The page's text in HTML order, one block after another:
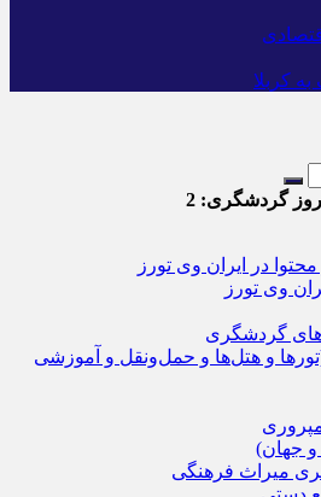
کربلا
گردشگری:
در ایران وی تورز
وی تورز
گردشگری
و هتل‌ها و حمل‌و‌نقل و آموزشی
و جهان)
میراث فرهنگی